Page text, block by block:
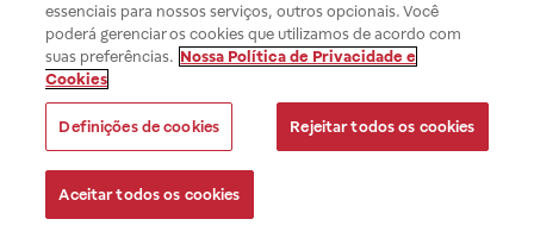
essenciais para nossos serviços, outros opcionais. Você
poderá gerenciar os cookies que utilizamos de acordo com
suas preferências. Nossa Política de Privacidade e
Cookies
Definições de cookies Rejeitar todos os cookies
Aceitar todos os cookies